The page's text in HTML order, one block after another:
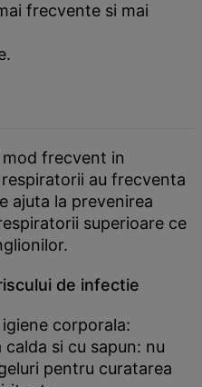
frecvente si mai
mod frecvent in
au frecventa
ajuta la prevenirea
superioare ce
de infectie
corporala:
si cu sapun: nu
pentru curatarea